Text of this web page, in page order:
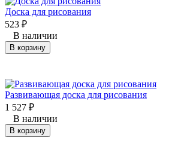
Доска для рисования
523 ₽
В наличии
В корзину
Развивающая доска для рисования
1 527 ₽
В наличии
В корзину